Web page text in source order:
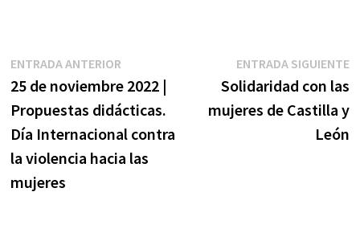
o
o
k
ky
n
n
l
p
ar
tir
Navegación
de
entradas
ENTRADA ANTERIOREntrada
anterior:
25 de noviembre 2022 |
Propuestas didácticas.
Día Internacional contra
la violencia hacia las
mujeres
ENTRADA SIGUIENTE
Solidaridad con las
mujeres de Castilla y
León